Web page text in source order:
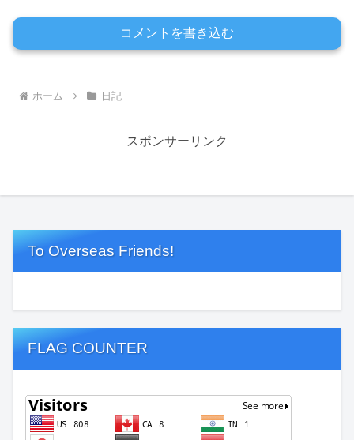
コメントを書き込む
ホーム 日記
スポンサーリンク
To Overseas Friends!
FLAG COUNTER